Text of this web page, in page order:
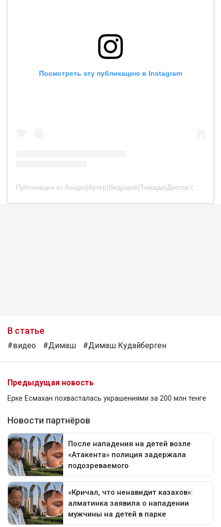
Посмотреть эту публикацию в Instagram
В статье
#видео #Димаш #Димаш Кудайберген
Предыдущая новость
Ерке Есмахан похвасталась украшениями за 200 млн тенге